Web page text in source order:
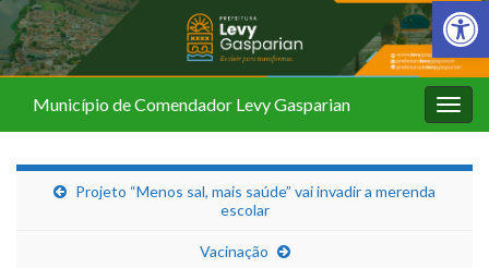
Barra de
Município de Comendador Levy Gasparian
Projeto “Menos sal, mais saúde” vai invadir a merenda
escolar
Vacinação